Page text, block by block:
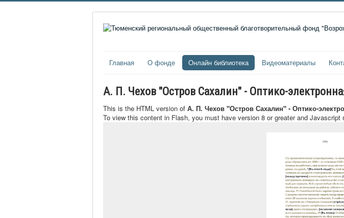
Главная О фонде Онлайн библиотека Видеоматериалы
А. П. Чехов "Остров Сахалин" - Оптико-
This is the HTML version of А. П. Чехов "Остров Сахалин" - Оптико-
To view this content in Flash, you must have version 8 or greater and